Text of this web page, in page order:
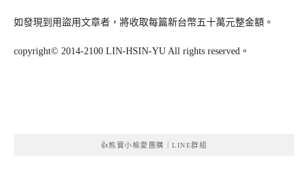
如發現到用盜用文章者，將收取每篇新台幣五十萬元整金額。
copyright© 2014-2100 LIN-HSIN-YU All rights reserved。
👍熊寶小榆愛團購｜LINE群組